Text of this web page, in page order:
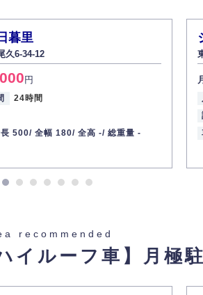
暮里
久6-34-12
円
24時間
500/ 全幅 180/ 全高 -/ 総重量 -
recommended
イルーフ車】 月極